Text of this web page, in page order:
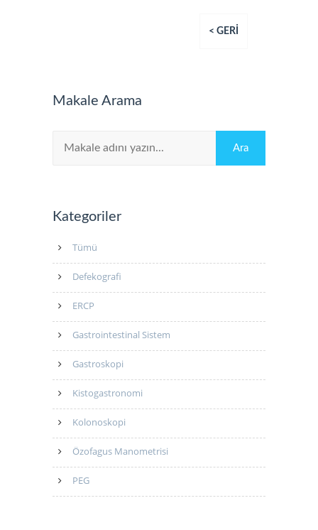
< GERİ
Makale Arama
Kategoriler
Tümü
Defekografi
ERCP
Gastrointestinal Sistem
Gastroskopi
Kistogastronomi
Kolonoskopi
Özofagus Manometrisi
PEG